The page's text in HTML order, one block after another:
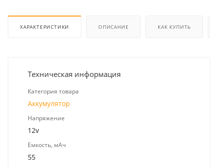
ХАРАКТЕРИСТИКИ ОПИСАНИЕ КАК КУПИТЬ
Техническая информация
Категория товара
Аккумулятор
Напряжение
12v
Емкость, мАч
55